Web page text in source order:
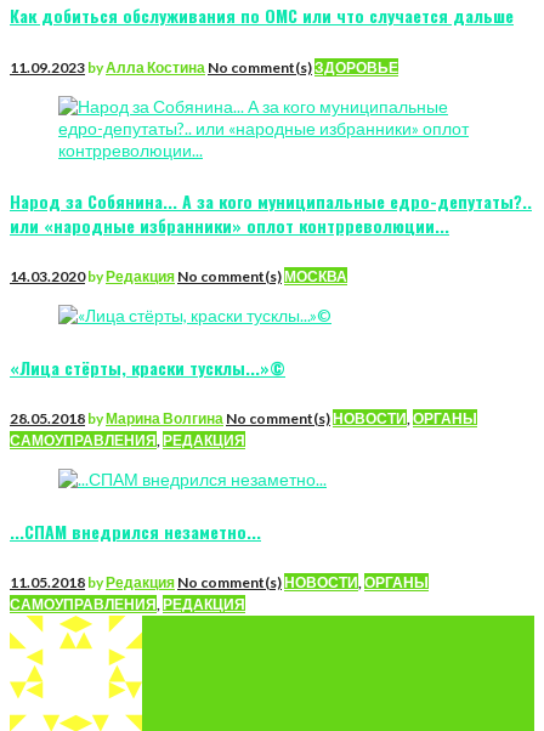
Как добиться обслуживания по ОМС или что случается дальше
11.09.2023 byАлла Костина No comment(s)ЗДОРОВЬЕ
Народ за Собянина... А за кого муниципальные едро-депутаты?..
или «народные избранники» оплот контрреволюции...
14.03.2020 byРедакция No comment(s)МОСКВА
«Лица стёрты, краски тусклы...»©
28.05.2018 byМарина Волгина No comment(s)НОВОСТИ,ОРГАНЫ
САМОУПРАВЛЕНИЯ,РЕДАКЦИЯ
...СПАМ внедрился незаметно...
11.05.2018 byРедакция No comment(s)НОВОСТИ ОРГАНЫ
САМОУПРАВЛЕНИЯ РЕДАКЦИЯ